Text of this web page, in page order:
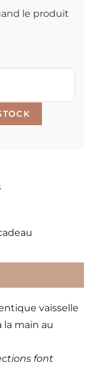
le produit
vaisselle
la main au
font